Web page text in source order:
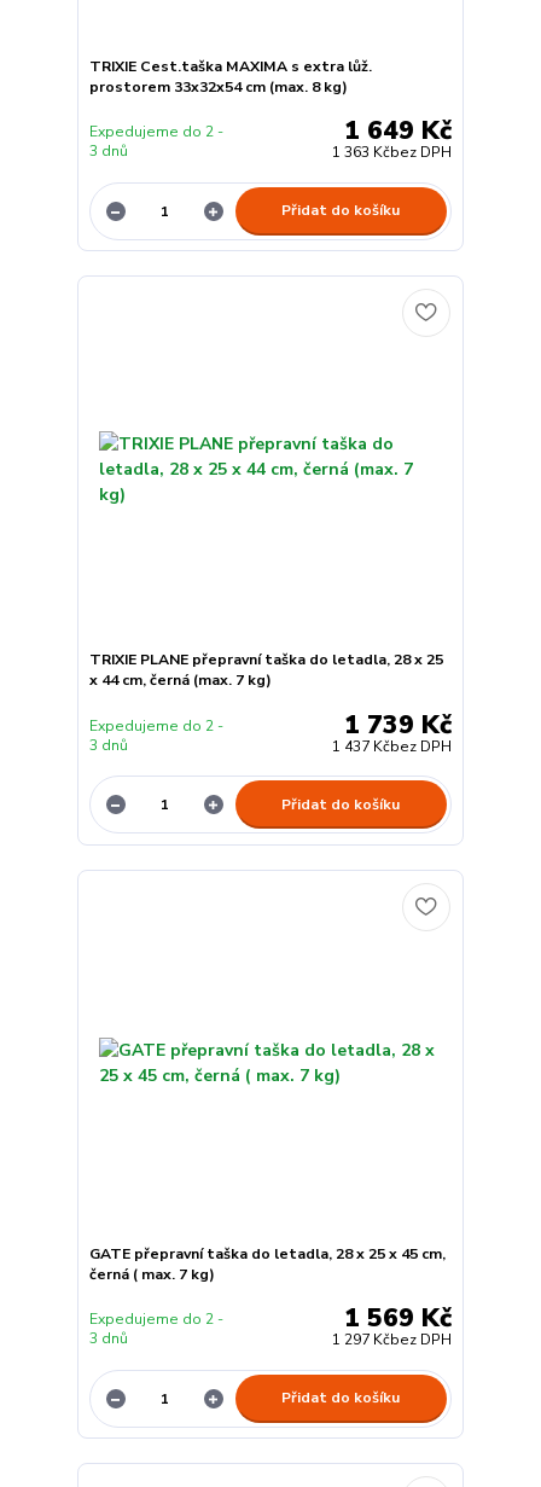
TRIXIE Cest.taška MAXIMA s extra lůž.
prostorem 33x32x54 cm (max. 8 kg)
1 649 Kč
1 363 Kčbez DPH
Expedujeme do 2 -
3 dnů
Přidat do košíku
TRIXIE PLANE přepravní taška do letadla, 28 x 25
x 44 cm, černá (max. 7 kg)
1 739 Kč
1 437 Kčbez DPH
Expedujeme do 2 -
3 dnů
Přidat do košíku
GATE přepravní taška do letadla, 28 x 25 x 45 cm,
černá ( max. 7 kg)
1 569 Kč
1 297 Kčbez DPH
Expedujeme do 2 -
3 dnů
Přidat do košíku